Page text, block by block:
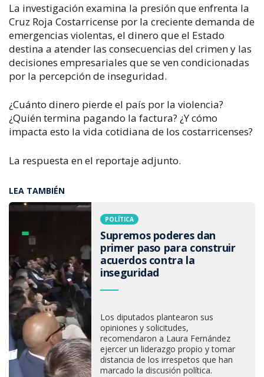
La investigación examina la presión que enfrenta la
Cruz Roja Costarricense por la creciente demanda de
emergencias violentas, el dinero que el Estado
destina a atender las consecuencias del crimen y las
decisiones empresariales que se ven condicionadas
por la percepción de inseguridad.
¿Cuánto dinero pierde el país por la violencia?
¿Quién termina pagando la factura? ¿Y cómo
impacta esto la vida cotidiana de los costarricenses?
La respuesta en el reportaje adjunto.
LEA TAMBIÉN
POLÍTICA
Supremos poderes dan
primer paso para construir
acuerdos contra la
inseguridad
Los diputados plantearon sus
opiniones y solicitudes,
recomendaron a Laura Fernández
ejercer un liderazgo propio y tomar
distancia de los irrespetos que han
marcado la discusión política.